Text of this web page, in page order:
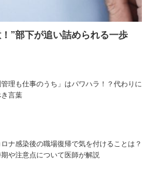
”部下が追い詰められる一歩
管理も仕事のうち」はパワハラ！？代わりに
言葉
ナ感染後の職場復帰で気を付けることは？
期や注意点について医師が解説